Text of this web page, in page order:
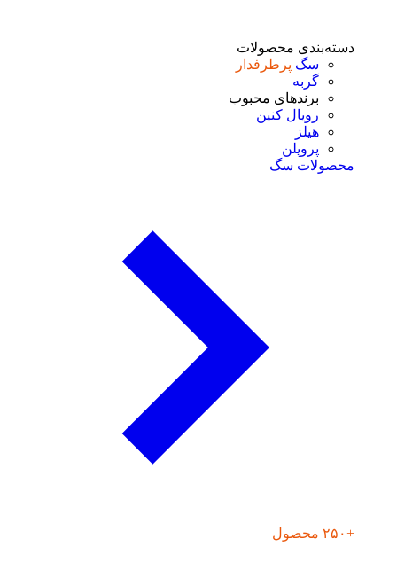
دسته‌بندی محصولات
سگ پرطرفدار
گربه
برندهای محبوب
رویال کنین
هیلز
پروپلن
محصولات سگ
+۲۵۰ محصول